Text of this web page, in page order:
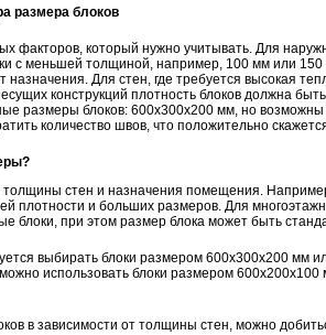
размера блоков
факторов, который нужно учитывать. Для
с меньшей толщиной, например, 100 мм или
назначения. Для стен, где требуется высокая
конструкций плотность блоков должна
размеры блоков: 600x300x200 мм, но
количество швов, что положительно
толщины стен и назначения помещения.
плотности и больших размеров. Для
блоки, при этом размер блока может быть
выбирать блоки размером 600x300x200 мм
использовать блоки размером
в зависимости от толщины стен, можно